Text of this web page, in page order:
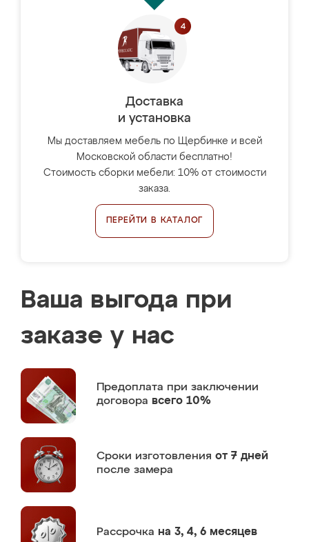
Доставка
и установка
Мы доставляем мебель по Щербинке и всей
Московской области бесплатно!
Стоимость сборки мебели: 10% от стоимости
заказа.
ПЕРЕЙТИ В КАТАЛОГ
Ваша выгода при
заказе у нас
Предоплата при заключении
договора всего 10%
Сроки изготовления от 7 дней
после замера
Рассрочка на 3, 4, 6 месяцев